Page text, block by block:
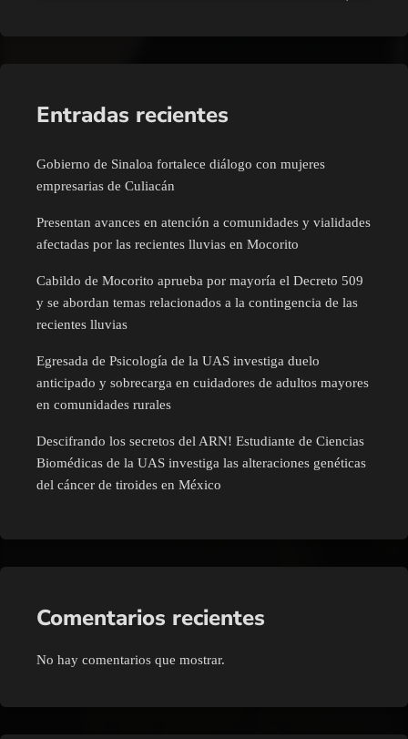
Entradas recientes
Gobierno de Sinaloa fortalece diálogo con mujeres
empresarias de Culiacán
Presentan avances en atención a comunidades y vialidades
afectadas por las recientes lluvias en Mocorito
Cabildo de Mocorito aprueba por mayoría el Decreto 509
y se abordan temas relacionados a la contingencia de las
recientes lluvias
Egresada de Psicología de la UAS investiga duelo
anticipado y sobrecarga en cuidadores de adultos mayores
en comunidades rurales
Descifrando los secretos del ARN! Estudiante de Ciencias
Biomédicas de la UAS investiga las alteraciones genéticas
del cáncer de tiroides en México
Comentarios recientes
No hay comentarios que mostrar.